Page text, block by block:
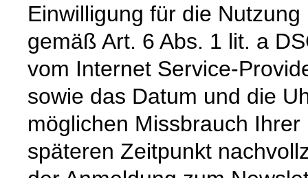
Einwilligung für die
gemäß Art. 6 Abs. 1 lit. a
vom Internet Service-
sowie das Datum und die
möglichen Missbrauch
späteren Zeitpunkt